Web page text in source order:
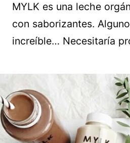
MYLK es una leche
con saborizantes.
increíble… Necesitaría